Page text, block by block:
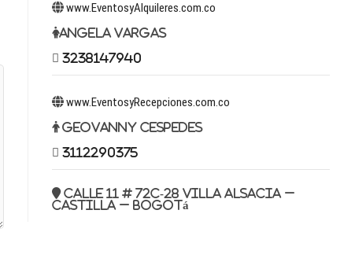
www.EventosyAlquileres.com.co
Angela Vargas
3238147940
www.EventosyRecepciones.com.co
Geovanny Cespedes
3112290375
Calle 11 # 72c-28 Villa Alsacia –
Castilla – Bogotá